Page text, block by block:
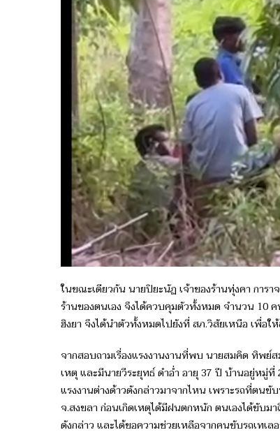
ในขณะเดียวกัน นายปิยะนัฏ เจ้าของร้านทุ่งคา กา
ร้านของตนเอง จึงได้ควบคุมตัวทั้งหมด จำนวน 10
ฮิงยา จึงได้นำตัวทั้งหมดไปยังที่ สภ.วิสัยเหนือ เพื่อใ
จากสอบถามเรื่องแรงงานงานที่พบ นายสมคิด ทิพ
เหตุ และมีนายวีระยุทธ์ ดำอ่ำ อายุ 37 ปี บ้านอยู่หมู่
แรงงานต่างด้าวดังกล่าวมาจากไหน เพราะรถที่ตน
จ.สงขลา ก่อนเกิดเหตุได้มีฝนตกหนัก ตนเองได้ขับม
ดังกล่าว และได้ขอความช่วยเหลือจากคนขับรถเทเ